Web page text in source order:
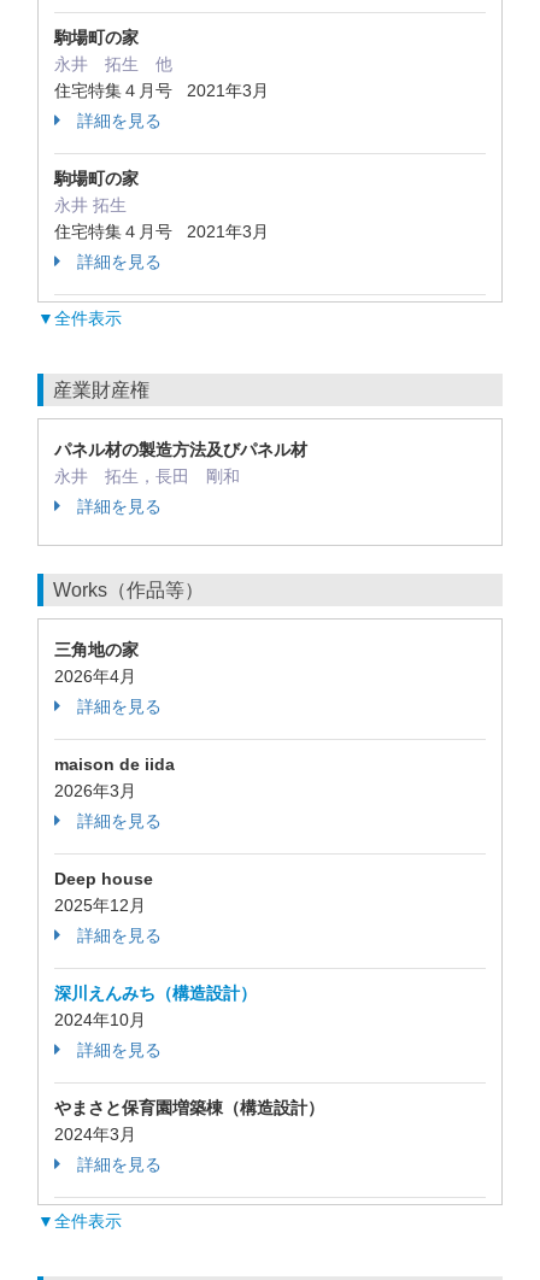
駒場町の家
永井 拓生 他
住宅特集４月号 2021年3月
詳細を見る
駒場町の家
永井 拓生
住宅特集４月号 2021年3月
詳細を見る
▼全件表示
産業財産権
パネル材の製造方法及びパネル材
永井 拓生，長田 剛和
詳細を見る
Works（作品等）
三角地の家
2026年4月
詳細を見る
maison de iida
2026年3月
詳細を見る
Deep house
2025年12月
詳細を見る
深川えんみち（構造設計）
2024年10月
詳細を見る
やまさと保育園増築棟（構造設計）
2024年3月
詳細を見る
▼全件表示